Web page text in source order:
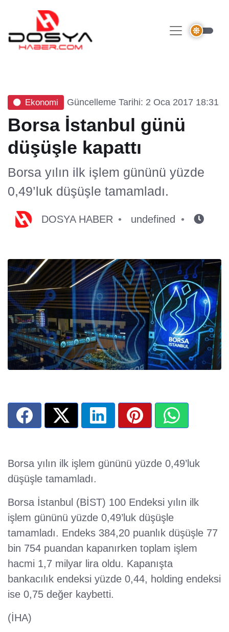
Ekonomi Güncelleme Tarihi: 2 Oca 2017 18:31
Borsa İstanbul günü
düşüşle kapattı
Borsa yılın ilk işlem gününü yüzde
0,49’luk düşüşle tamamladı.
DOSYA HABER undefined
Borsa yılın ilk işlem gününü yüzde 0,49’luk
düşüşle tamamladı.
Borsa İstanbul (BİST) 100 Endeksi yılın ilk
işlem gününü yüzde 0,49’luk düşüşle
tamamladı. Endeks 384,20 puanlık düşüşle 77
bin 754 puandan kapanırken toplam işlem
hacmi 1,7 milyar lira oldu. Kapanışta
bankacılık endeksi yüzde 0,44, holding endeksi
ise 0,75 değer kaybetti.
(İHA)